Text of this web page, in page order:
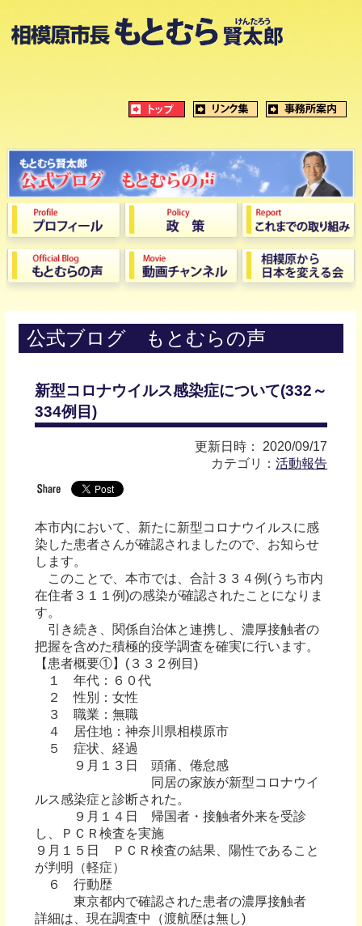
公式ブログ もとむらの声
新型コロナウイルス感染症について(332～
334例目)
更新日時： 2020/09/17
カテゴリ：活動報告
本市内において、新たに新型コロナウイルスに感
染した患者さんが確認されましたので、お知らせ
します。
このことで、本市では、合計３３４例(うち市内
在住者３１１例)の感染が確認されたことになりま
す。
引き続き、関係自治体と連携し、濃厚接触者の
把握を含めた積極的疫学調査を確実に行います。
【患者概要①】(３３２例目)
１ 年代：６０代
２ 性別：女性
３ 職業：無職
４ 居住地：神奈川県相模原市
５ 症状、経過
９月１３日 頭痛、倦怠感
同居の家族が新型コロナウイ
ルス感染症と診断された。
９月１４日 帰国者・接触者外来を受診
し、ＰＣＲ検査を実施
９月１５日 ＰＣＲ検査の結果、陽性であること
が判明（軽症）
６ 行動歴
東京都内で確認された患者の濃厚接触者
詳細は、現在調査中（渡航歴は無し)